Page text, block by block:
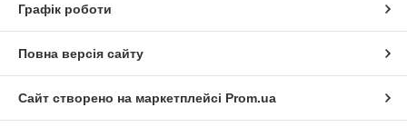
Графік роботи
Повна версія сайту
Сайт створено на маркетплейсі Prom.ua